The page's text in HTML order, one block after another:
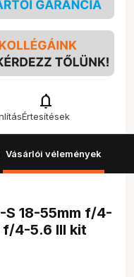
notifications
Értesítések
Vásárlói vélemények
S 18-55mm f/4-
f/4-5.6 III kit